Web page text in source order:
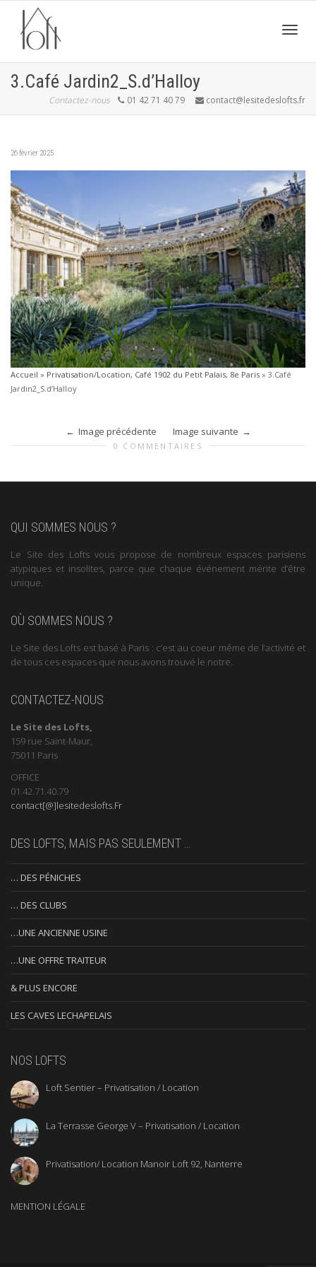
3.Café Jardin2_S.d’Halloy
Contactez-nous 01 42 71 40 79 contact@lesitedeslofts.fr
26 février 2025
Accueil » Privatisation/Location, Café 1902 du Petit Palais, 8e Paris » 3.Café
Jardin2_S.d’Halloy
Image précédente Image suivante
0 COMMENTAIRES
QUI SOMMES NOUS ?
Le Site des Lofts vous propose de nombreux espaces parisiens
atypiques et insolites, parce que chaque événement mérite d’être
unique.
OÙ SOMMES NOUS ?
Le Site des Lofts est basé à Paris : c’est au coeur même de l’activité et
de tous ces espaces que nous avons trouvé le notre.
CONTACTEZ-NOUS
Le Site des Lofts,
159 rue Saint-Maur,
75011 Paris
OFFICE
01.42.71.40.79
contact[@]lesitedeslofts.Fr
DES LOFTS, MAIS PAS SEULEMENT …
… DES PÉNICHES
… DES CLUBS
…UNE ANCIENNE USINE
…UNE OFFRE TRAITEUR
& PLUS ENCORE
LES CAVES LECHAPELAIS
NOS LOFTS
Loft Sentier – Privatisation / Location
La Terrasse George V – Privatisation / Location
Privatisation/ Location Manoir Loft 92, Nanterre
MENTION LÉGALE